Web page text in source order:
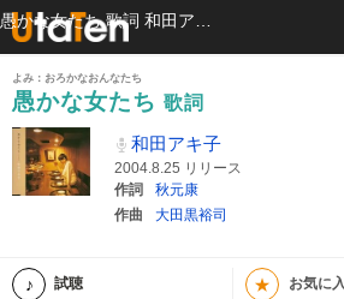
よみ：おろかなおんなたち
愚かな女たち 歌詞
和田アキ子
2004.8.25 リリース
作詞
秋元康
作曲
大田黒裕司
試聴 ★ お気に